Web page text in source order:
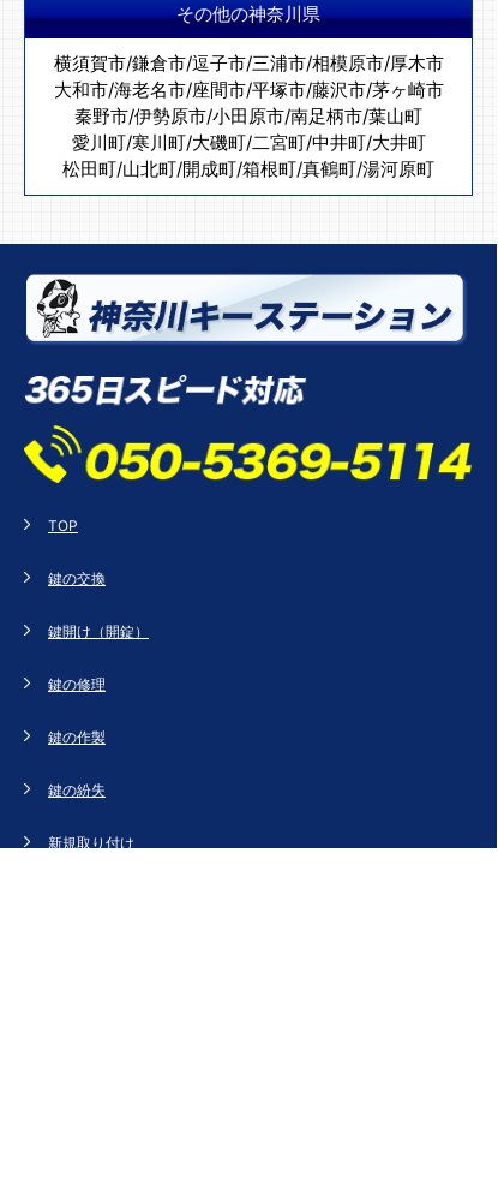
その他の神奈川県
横須賀市/鎌倉市/逗子市/三浦市/相模原市/厚木市
大和市/海老名市/座間市/平塚市/藤沢市/茅ヶ崎市
秦野市/伊勢原市/小田原市/南足柄市/葉山町
愛川町/寒川町/大磯町/二宮町/中井町/大井町
松田町/山北町/開成町/箱根町/真鶴町/湯河原町
TOP
鍵の交換
鍵開け（開錠）
鍵の修理
鍵の作製
鍵の紛失
新規取り付け